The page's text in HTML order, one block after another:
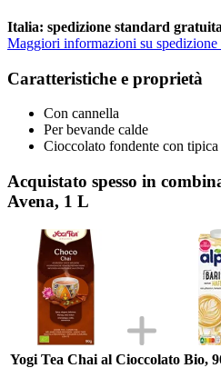
Italia: spedizione standard gratuita
Maggiori informazioni su spedizione
Caratteristiche e proprietà
Con cannella
Per bevande calde
Cioccolato fondente con tipica
Acquistato spesso in
Avena, 1 L
Yogi Tea Chai al Cioccolato Bio,